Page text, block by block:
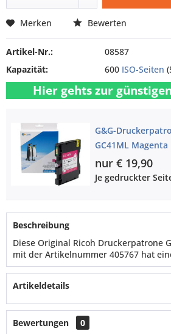
Merken Bewerten
Artikel-Nr.:
08587
Kapazität:
600 ISO-Seiten
Hier gehts zur
G&G-
GC41ML Magenta
nur € 19,90
Je gedruckter
Beschreibung
Diese Original Ricoh Druckerpatrone
mit der Artikelnummer 405767 hat
Artikeldetails
Bewertungen
0